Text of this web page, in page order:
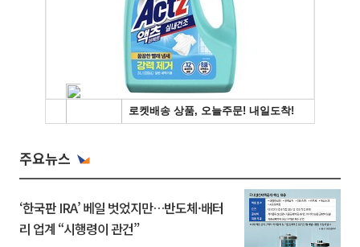
주요뉴스
‘한국판 IRA’ 베일 벗었지만…반도체·배터
리 업계 “시행령이 관건”